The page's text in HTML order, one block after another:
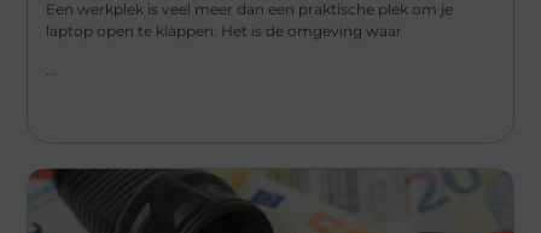
Een werkplek is veel meer dan een praktische plek om je
laptop open te klappen. Het is de omgeving waar
...